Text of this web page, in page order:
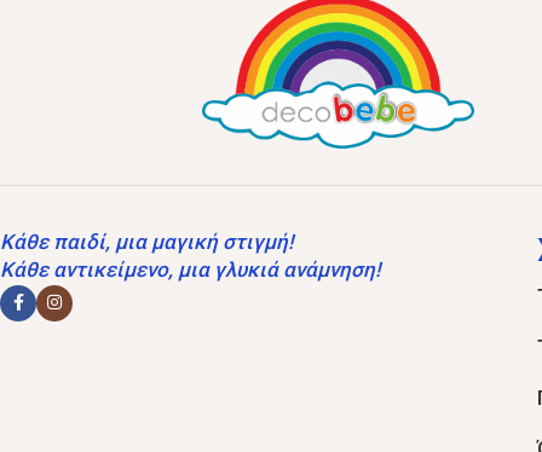
Κάθε παιδί, μια μαγική στιγμή!
Κάθε αντικείμενο, μια γλυκιά ανάμνηση!